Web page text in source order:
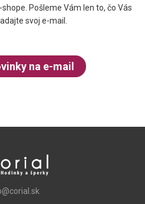
Pošleme Vám len to, čo Vás
svoj e-mail.
na e-mail